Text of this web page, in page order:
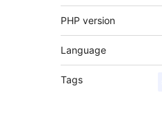
PHP version
Language
Tags